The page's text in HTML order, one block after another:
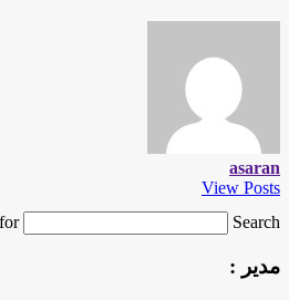
asaran
View Posts
Search …
مدیر :